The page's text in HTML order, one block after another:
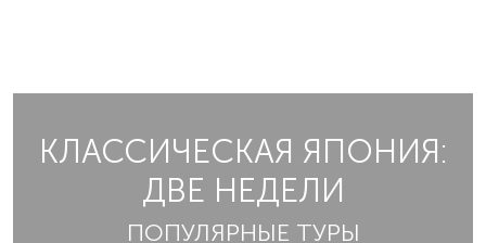
КЛАССИЧЕСКАЯ ЯПОНИЯ:
ДВЕ НЕДЕЛИ
ПОПУЛЯРНЫЕ ТУРЫ